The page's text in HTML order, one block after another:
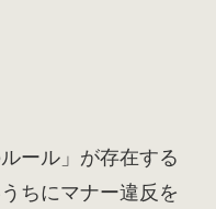
ール」が存在する
ちにマナー違反を